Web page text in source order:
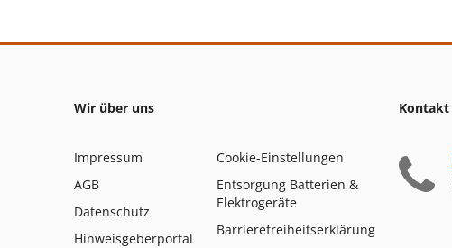
Wir über uns
Impressum
AGB
Datenschutz
Hinweisgeberportal
Cookie-Einstellungen
Entsorgung Batterien &
Elektrogeräte
Barrierefreiheitserklärung
Kontakt